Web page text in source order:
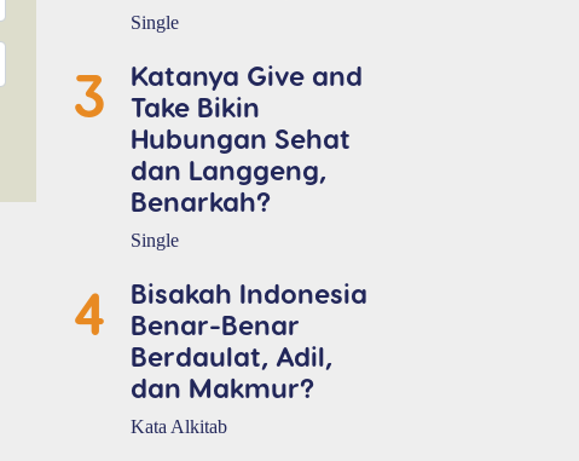
Single
3
Katanya Give and
Take Bikin
Hubungan Sehat
dan Langgeng,
Benarkah?
Single
4
Bisakah Indonesia
Benar-Benar
Berdaulat, Adil,
dan Makmur?
Kata Alkitab